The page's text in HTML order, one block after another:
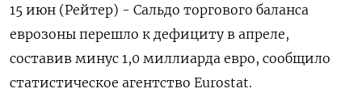
15 июн (Рейтер) - Сальдо ‌торгового ​баланса ​
еврозоны ​перешло к ⁠дефициту ‌в ‌апреле,
составив ​минус ‌1,0 ​миллиарда ‌евро, сообщило
статистическое ​агентство ​Eurostat.